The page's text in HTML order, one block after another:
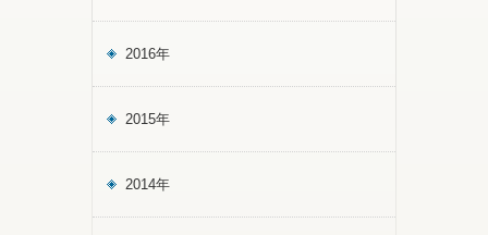
2016年
2015年
2014年